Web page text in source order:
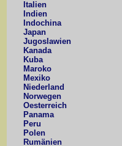
Italien
Indien
Indochina
Japan
Jugoslawien
Kanada
Kuba
Maroko
Mexiko
Niederland
Norwegen
Oesterreich
Panama
Peru
Polen
Rumänien